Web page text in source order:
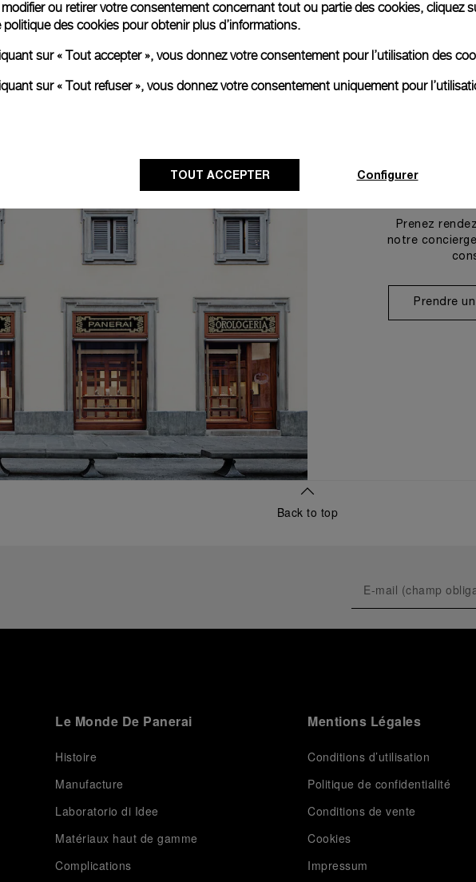
Prenez
notre
Prendre
Back to top
Le Monde De Panerai
Histoire
Manufacture
Laboratorio di Idee
Matériaux haut de gamme
Complications
Mentions Légales
Conditions d’utilisation
Politique de confidentialité
Conditions de vente
Cookies
Impressum
ou retirer votre consentement concernant tout ou partie des cookies, cliquez
politique des cookies pour obtenir plus d’informations.
sur « Tout accepter », vous donnez votre consentement pour l’utilisation des
sur « Tout refuser », vous donnez votre consentement uniquement pour
TOUT ACCEPTER Configurer